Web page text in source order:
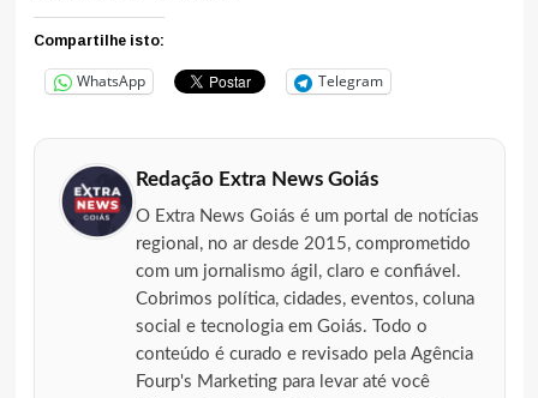
Compartilhe isto:
WhatsApp Telegram
Redação Extra News Goiás
O Extra News Goiás é um portal de notícias
regional, no ar desde 2015, comprometido
com um jornalismo ágil, claro e confiável.
Cobrimos política, cidades, eventos, coluna
social e tecnologia em Goiás. Todo o
conteúdo é curado e revisado pela Agência
Fourp's Marketing para levar até você